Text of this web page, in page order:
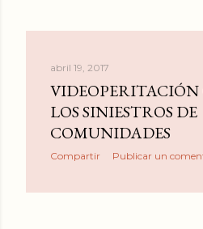
abril 19, 2017
LOS SINIESTROS DE
COMUNIDADES
Compartir Publicar un